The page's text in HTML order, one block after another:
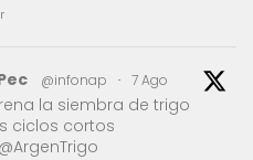
@infonap · 7 Ago
la siembra de trigo
ciclos cortos